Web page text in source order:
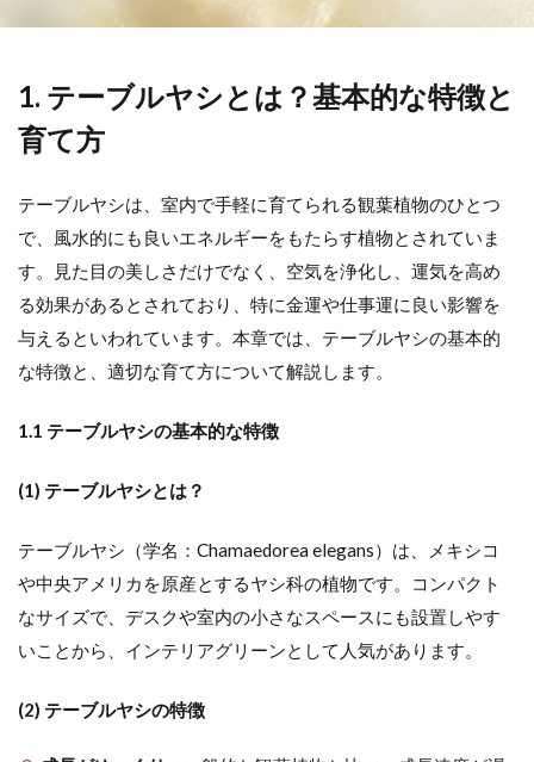
1. テーブルヤシとは？基本的な特徴と
育て方
テーブルヤシは、室内で手軽に育てられる観葉植物のひとつ
で、風水的にも良いエネルギーをもたらす植物とされていま
す。見た目の美しさだけでなく、空気を浄化し、運気を高め
る効果があるとされており、特に金運や仕事運に良い影響を
与えるといわれています。本章では、テーブルヤシの基本的
な特徴と、適切な育て方について解説します。
1.1 テーブルヤシの基本的な特徴
(1) テーブルヤシとは？
テーブルヤシ（学名：Chamaedorea elegans）は、メキシコ
や中央アメリカを原産とするヤシ科の植物です。コンパクト
なサイズで、デスクや室内の小さなスペースにも設置しやす
いことから、インテリアグリーンとして人気があります。
(2) テーブルヤシの特徴